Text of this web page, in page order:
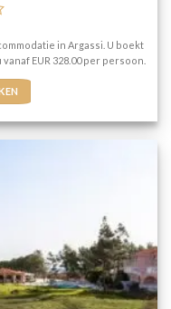
in Argassi. U boekt
EUR 328.00 per persoon.